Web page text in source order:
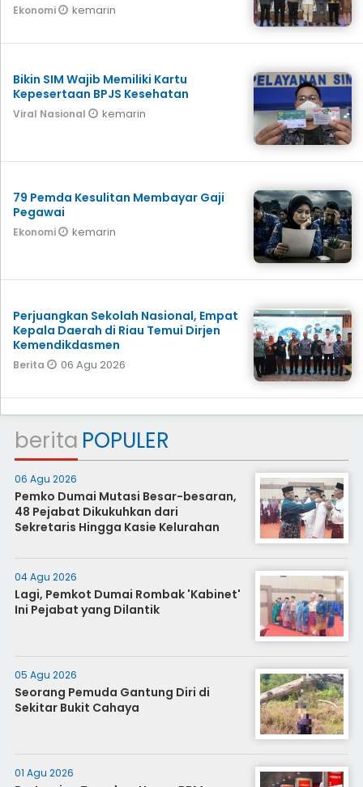
Ekonomi kemarin
Bikin SIM Wajib Memiliki Kartu
Kepesertaan BPJS Kesehatan
Viral Nasional kemarin
79 Pemda Kesulitan Membayar Gaji
Pegawai
Ekonomi kemarin
Perjuangkan Sekolah Nasional, Empat
Kepala Daerah di Riau Temui Dirjen
Kemendikdasmen
Berita 06 Agu 2026
berita POPULER
06 Agu 2026
Pemko Dumai Mutasi Besar-besaran,
48 Pejabat Dikukuhkan dari
Sekretaris Hingga Kasie Kelurahan
04 Agu 2026
Lagi, Pemkot Dumai Rombak 'Kabinet'
Ini Pejabat yang Dilantik
05 Agu 2026
Seorang Pemuda Gantung Diri di
Sekitar Bukit Cahaya
01 Agu 2026